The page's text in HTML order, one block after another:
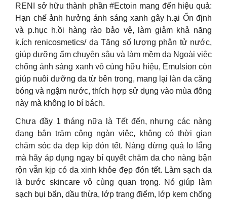
RENI sở hữu thành phần #Ectoin mang đến hiệu quả:
Hạn chế ảnh hưởng ánh sáng xanh gây h.ại Ổn định
và p.hục h.ồi hàng rào bảo vệ, làm giảm khả năng
k.ích renicosmetics/ da Tăng số lượng phân tử nước,
giúp dưỡng ẩm chuyên sâu và làm mềm da Ngoài việc
chống ánh sáng xanh vô cùng hữu hiệu, Emulsion còn
giúp nuôi dưỡng da từ bên trong, mang lại làn da căng
bóng và ngậm nước, thích hợp sử dụng vào mùa đông
này mà không lo bí bách.
Chưa đầy 1 tháng nữa là Tết đến, nhưng các nàng
đang bận trăm công ngàn việc, không có thời gian
chăm sóc da đẹp kịp đón tết. Nàng đừng quá lo lắng
mà hãy áp dụng ngay bí quyết chăm da cho nàng bận
rộn vẫn kịp có da xinh khỏe đẹp đón tết. Làm sạch da
là bước skincare vô cùng quan trọng. Nó giúp làm
sạch bụi bẩn, dầu thừa, lớp trang điểm, lớp kem chống